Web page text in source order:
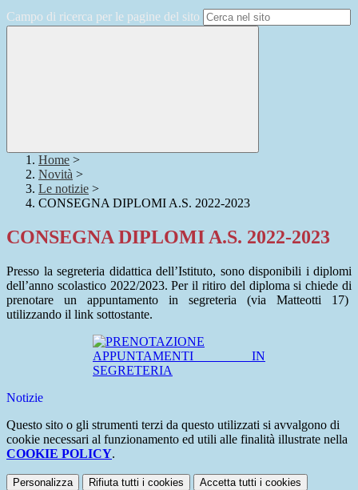
Campo di ricerca per le pagine del sito
Home >
Novità >
Le notizie >
CONSEGNA DIPLOMI A.S. 2022-2023
CONSEGNA DIPLOMI A.S. 2022-2023
Presso la segreteria didattica dell’Istituto, sono disponibili i diplomi
dell’anno scolastico 2022/2023.Per il ritiro del diploma si chiede di
prenotare un appuntamento in segreteria (via Matteotti 17)
utilizzando il link sottostante.
Notizie
Questo sito o gli strumenti terzi da questo utilizzati si avvalgono di
cookie necessari al funzionamento ed utili alle finalità illustrate nella
COOKIE POLICY.
Personalizza Rifiuta tutti i cookies Accetta tutti i cookies